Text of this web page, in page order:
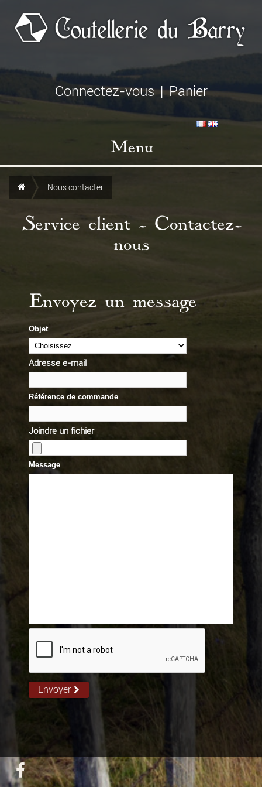
Connectez-vous|Panier
Menu
Nous contacter
Service client - Contactez-
nous
Envoyez un message
Objet
Adresse e-mail
Référence de commande
Joindre un fichier
Message
Envoyer